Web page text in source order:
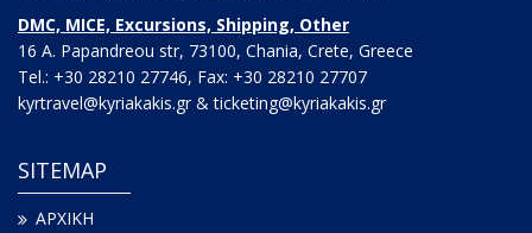
DMC, MICE, Excursions, Shipping, Other
16 A. Papandreou str, 73100, Chania, Crete, Greece
Tel.: +30 28210 27746, Fax: +30 28210 27707
kyrtravel@kyriakakis.gr & ticketing@kyriakakis.gr
SITEMAP
ΑΡΧΙΚΗ